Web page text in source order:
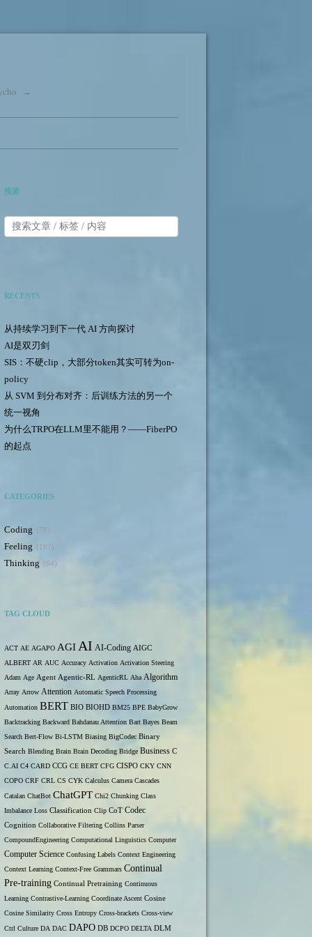
→
搜索
RECENTS
从持续学习到下一代 AI 方向探讨
AI是双刃剑
SIS：不硬clip，大部分token其实可转为on-
policy
从 SVM 到分布对齐：后训练方法的另一个
统一视角
为什么TRPO在LLM里不能用？——FiberPO
的起点
CATEGORIES
Coding 78
Feeling 167
Thinking 64
TAG CLOUD
ACT AE AGAPO AGI AI AI-Coding AIGC
ALBERT AR AUC Accuracy Activation Activation Steering
Adam Age Agent Agentic-RL AgenticRL Aha Algorithm
Array Arrow Attention Automatic Speech Processing
Automation BERT BIO BIOHD BM25 BPE BabyGrow
Backtracking Backward Bahdanau Attention Bart Bayes Beam
Search Bert-Flow Bi-LSTM Biasing BigCodec Binary
Search Blending Brain Brain Decoding Bridge Business C
C.AI C4 CARD CCG CE BERT CFG CISPO CKY CNN
COPO CRF CRL CS CYK Calculus Camera Cascades
Catalan ChatBot ChatGPT Chi2 Chunking Class
Imbalance Loss Classification Clip CoT Codec
Cognition Collaborative Filtering Collins Parser
CompoundEngineering Computational Linguistics Computer
Computer Science Confusing Labels Context Engineering
Context Learning Context-Free Grammars Continual
Pre-training Continual Pretraining Continuous
Learning Contrastive-Learning Coordinate Ascent Cosine
Cosine Similarity Cross Entropy Cross-brackets Cross-view
Ctrl Culture DA DAC DAPO DB DCPO DELTA DLM